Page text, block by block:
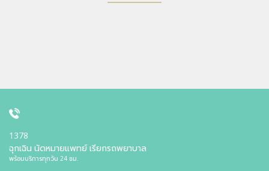
1378
ฉุกเฉิน นัดหมายแพทย์ เรียกรถพยาบาล
พร้อมบริการทุกวัน 24 ชม.